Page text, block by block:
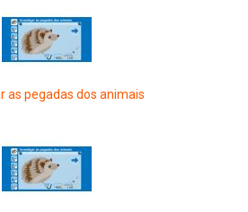
as pegadas dos animais